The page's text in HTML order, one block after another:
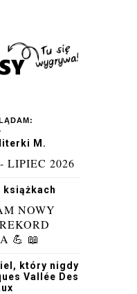
M.
LIPIEC 2026
książkach
NOWY
💪 📖
który nigdy
Vallée Des